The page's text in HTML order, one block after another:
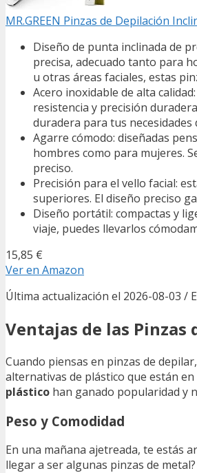
MR.GREEN Pinzas de Depilación
Diseño de punta inclinada de
precisa, adecuado tanto para
u otras áreas faciales, estas
Acero inoxidable de alta
resistencia y precisión
duradera para tus necesidades
Agarre cómodo: diseñadas
hombres como para mujeres.
preciso.
Precisión para el vello facial:
superiores. El diseño preciso
Diseño portátil: compactas y
viaje, puedes llevarlos
15,85 €
Ver en Amazon
Última actualización el 2026-08-03 /
Ventajas de las Pinzas
Cuando piensas en pinzas de
alternativas de plástico que están
plástico han ganado popularidad y
Peso y Comodidad
En una mañana ajetreada, te estás
llegar a ser algunas pinzas de